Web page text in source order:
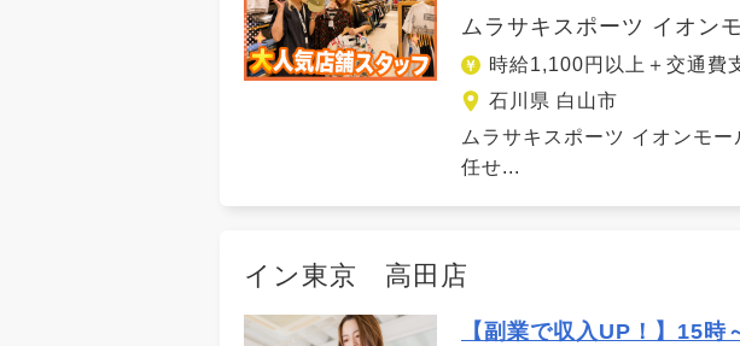
ムラサキスポーツ イオン
時給1,100円以上＋交通費
石川県 白山市
ムラサキスポーツ イオンモ
任せ...
イン東京 高田店
【副業で収入UP！】15